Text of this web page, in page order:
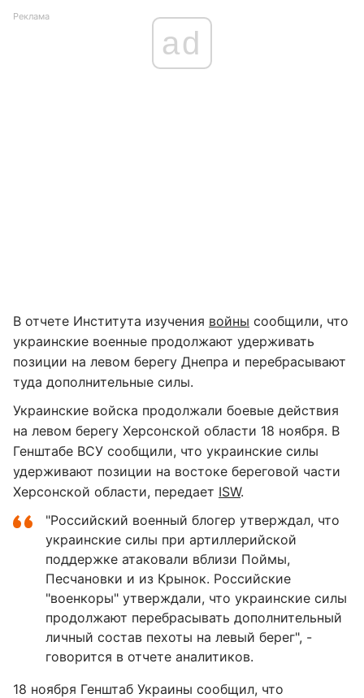
Реклама
ad
В отчете Института изучения войны сообщили, что
украинские военные продолжают удерживать
позиции на левом берегу Днепра и перебрасывают
туда дополнительные силы.
Украинские войска продолжали боевые действия
на левом берегу Херсонской области 18 ноября. В
Генштабе ВСУ сообщили, что украинские силы
удерживают позиции на востоке береговой части
Херсонской области, передает ISW.
"Российский военный блогер утверждал, что
украинские силы при артиллерийской
поддержке атаковали вблизи Поймы,
Песчановки и из Крынок. Российские
"военкоры" утверждали, что украинские силы
продолжают перебрасывать дополнительный
личный состав пехоты на левый берег", -
говорится в отчете аналитиков.
18 ноября Генштаб Украины сообщил, что